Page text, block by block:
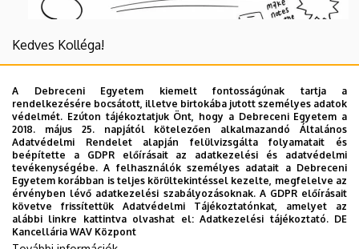
Kedves Kolléga!
12 órátólkerül megrendezésre az
Intézeti
megbeszélésazÉTK F008-009 előadó teremben.
Panyi Professzor Úr nyomatékosan kéri, hogy
szíveskedjen megjelenni, ha mégsem tud, legyen szíves
indoklással együtt előre jelezni
abiophys@med.unideb.hucímre.
A referátumotMarco Cozzolinotartja, amelynek címe:
"Proton currents through supposed Hv1 channels
A Debreceni Egyetem kiemelt fontosságúnak tartja a
rendelkezésére bocsátott, illetve birtokába jutott személyes adatok
védelmét. Ezúton tájékoztatjuk Önt, hogy a Debreceni Egyetem a
2018. május 25. napjától kötelezően alkalmazandó Általános
Adatvédelmi Rendelet alapján felülvizsgálta folyamatait és
beépítette a GDPR előírásait az adatkezelési és adatvédelmi
tevékenységébe. A felhasználók személyes adatait a Debreceni
Egyetem korábban is teljes körültekintéssel kezelte, megfelelve az
érvényben lévő adatkezelési szabályozásoknak. A GDPR előírásait
követve frissítettük Adatvédelmi Tájékoztatónkat, amelyet az
alábbi linkre kattintva olvashat el:Adatkezelési tájékoztató. DE
Kancellária WAV Központ